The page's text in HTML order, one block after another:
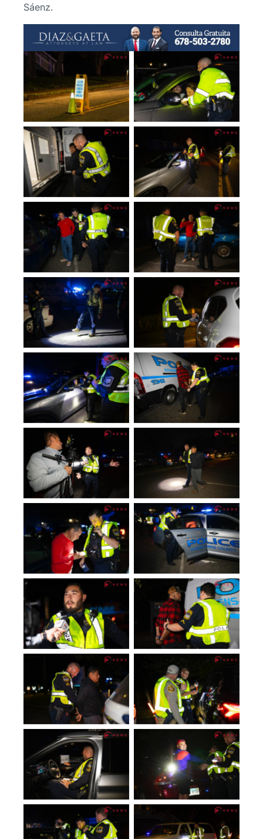
Sáenz.
No Caption No Caption
No Caption No Caption
No Caption No Caption
No Caption No Caption
No Caption No Caption
No Caption No Caption
No Caption No Caption
No Caption No Caption
No Caption No Caption
No Caption No Caption